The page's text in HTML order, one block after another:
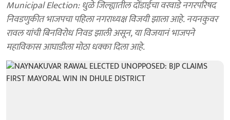
Municipal Election: धुळे जिल्ह्यातील दोंडाईचा वरवाडे नगरपरिषद
निवडणुकीत भाजपचा पहिला नगराध्यक्ष विजयी झाला आहे. नयनकुवर
रावल यांची बिनविरोध निवड झाली असून, या विजयानं भाजपने
महाविकास आघाडीला मोठा धक्का दिला आहे.